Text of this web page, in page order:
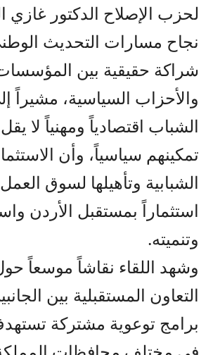
لحزب الإصلاح الدكتور غازي
نجاح مسارات التحديث
شراكة حقيقية بين
والأحزاب السياسية، مشيراً
الشباب اقتصادياً ومهنياً لا
تمكينهم سياسياً، وأن
الشبابية وتأهيلها لسوق
استثماراً بمستقبل الأردن
وتنميته.
وشهد اللقاء نقاشاً موسعاً
التعاون المستقبلية بين
برامج توعوية مشتركة